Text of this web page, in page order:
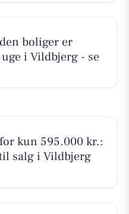
boliger er
i Vildbjerg - se
kun 595.000 kr.:
salg i Vildbjerg